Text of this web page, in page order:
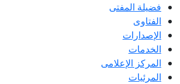
فضيلة المفتى
الفتاوى
الإصدارات
الخدمات
المركز الإعلامى
المرئيات